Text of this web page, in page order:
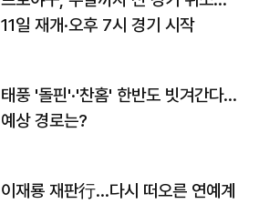
11일 재개·오후 7시 경기 시작
태풍 '돌핀'·'찬홈' 한반도 빗겨간다…
예상 경로는?
이재룡 재판行…다시 떠오른 연예계